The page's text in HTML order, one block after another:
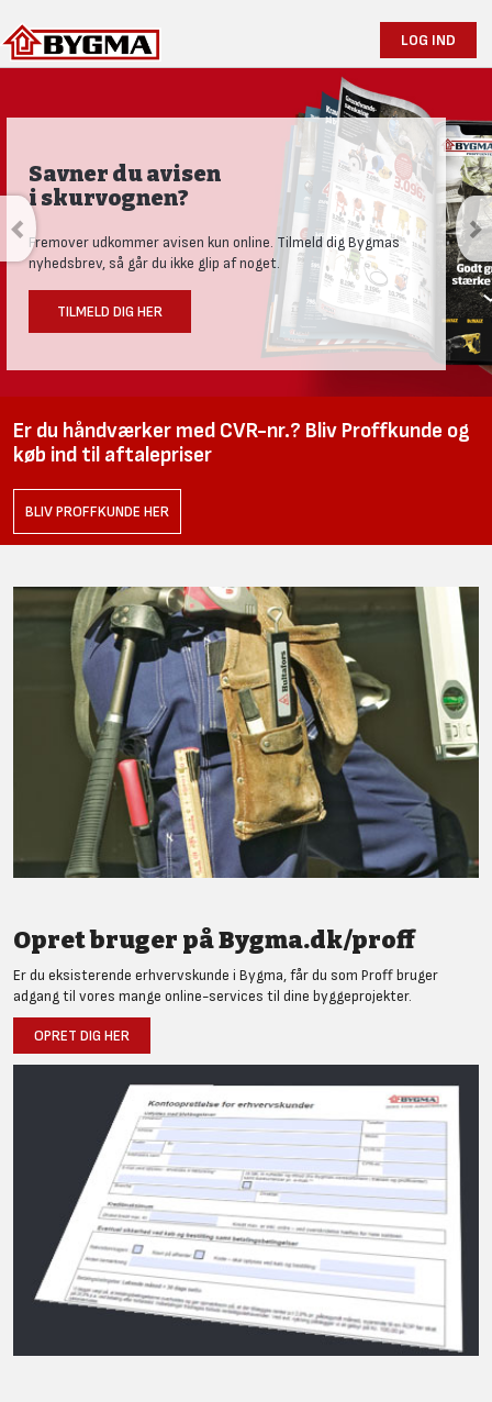
LOG IND
Savner du avisen
i skurvognen?
Fremover udkommer avisen kun online. Tilmeld dig Bygmas
nyhedsbrev, så går du ikke glip af noget.
TILMELD DIG HER
Er du håndværker med CVR-nr.? Bliv Proffkunde og
køb ind til aftalepriser
BLIV PROFFKUNDE HER
Opret bruger på Bygma.dk/proff
Er du eksisterende erhvervskunde i Bygma, får du som Proff bruger
adgang til vores mange online-services til dine byggeprojekter.
OPRET DIG HER